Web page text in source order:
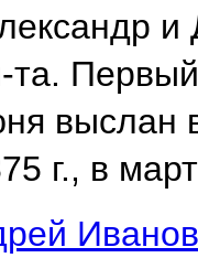
та.
выслан
г., в